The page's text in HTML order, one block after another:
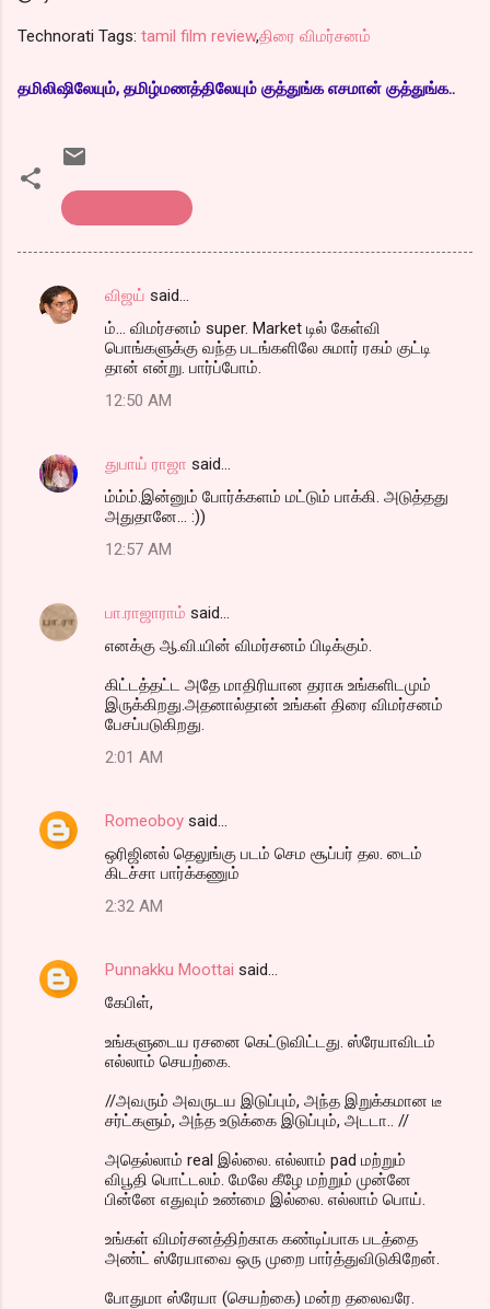
Technorati Tags: tamil film review,திரை விமர்சனம்
தமிலிஷிலேயும், தமிழ்மணத்திலேயும் குத்துங்க எசமான் குத்துங்க..
C
n
t
விஜய் said…
ம்... விமர்சனம் super. Market டில் கேள்வி
பொங்களுக்கு வந்த படங்களிலே சுமார் ரகம் குட்டி
தான் என்று. பார்ப்போம்.
12:50 AM
துபாய் ராஜா said…
ம்ம்ம்.இன்னும் போர்க்களம் மட்டும் பாக்கி. அடுத்தது
அதுதானே... :))
12:57 AM
பா.ராஜாராம் said…
எனக்கு ஆ.வி.யின் விமர்சனம் பிடிக்கும்.
கிட்டத்தட்ட அதே மாதிரியான தராசு உங்களிடமும்
இருக்கிறது.அதனால்தான் உங்கள் திரை விமர்சனம்
பேசப்படுகிறது.
2:01 AM
Romeoboy said…
ஒரிஜினல் தெலுங்கு படம் செம சூப்பர் தல. டைம்
கிடச்சா பார்க்கணும்
2:32 AM
Punnakku Moottai said…
கேபிள்,
உங்களுடைய ரசனை கெட்டுவிட்டது. ஸ்ரேயாவிடம்
எல்லாம் செயற்கை.
//அவரும் அவருடய இடுப்பும், அந்த இறுக்கமான டீ
சர்ட்களும், அந்த உடுக்கை இடுப்பும், அடடா.. //
அதெல்லாம் real இல்லை. எல்லாம் pad மற்றும்
விபூதி பொட்டலம். மேலே கீழே மற்றும் முன்னே
பின்னே எதுவும் உண்மை இல்லை. எல்லாம் பொய்.
உங்கள் விமர்சனத்திற்காக கண்டிப்பாக படத்தை
அண்ட் ஸ்ரேயாவை ஒரு முறை பார்த்துவிடுகிறேன்.
போதுமா ஸ்ரேயா (செயற்கை) மன்ற தலைவரே.